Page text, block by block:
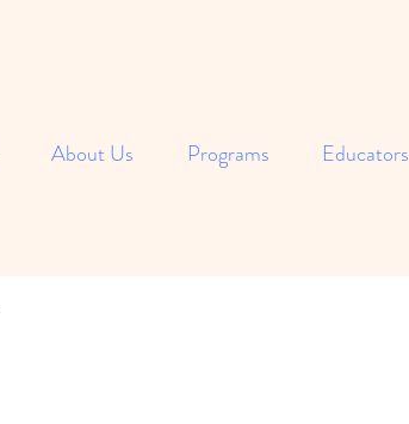
About Us Programs Educators